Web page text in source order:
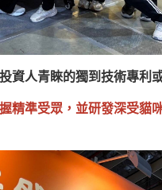
40
桶
貓
湯杯
資人青睞的獨到技術專利
精準受眾，並研發深受貓